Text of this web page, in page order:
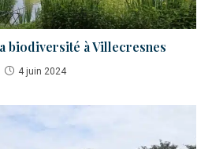
biodiversité à Villecresnes
4 juin 2024